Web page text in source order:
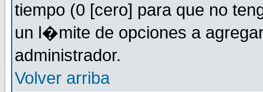
tiempo (0 [cero] para que no
un l�mite de opciones a
administrador.
Volver arriba